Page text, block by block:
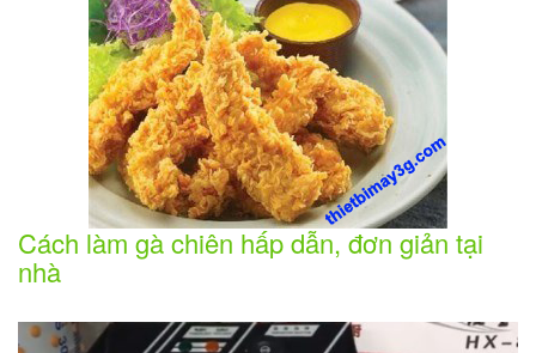
Cách làm gà chiên hấp dẫn, đơn giản tại
nhà